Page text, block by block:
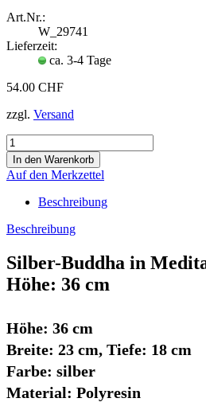
Art.Nr.:
W_29741
Lieferzeit:
ca. 3-4 Tage
54.00 CHF
zzgl. Versand
Auf den Merkzettel
Beschreibung
Beschreibung
Silber-Buddha in
Höhe: 36 cm​
Höhe: 36 cm
Breite: 23 cm, Tiefe: 18 cm
Farbe: silber
Material: Polyresin